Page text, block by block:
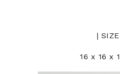
|
16 x 16 x